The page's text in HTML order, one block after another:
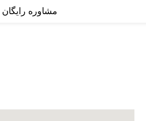
مشاوره